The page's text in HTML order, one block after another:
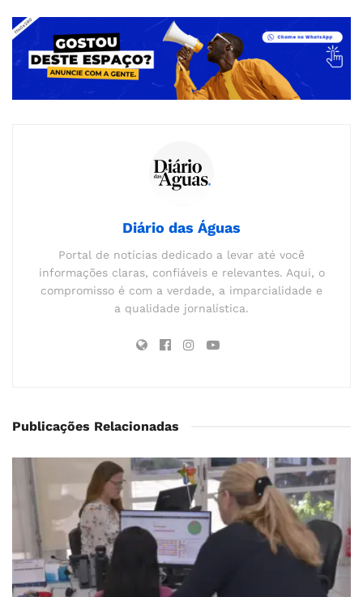
Diário das Águas
Portal de notícias dedicado a levar até você
informações claras, confiáveis e relevantes. Aqui, o
compromisso é com a verdade, a imparcialidade e
a qualidade jornalística.
Publicações Relacionadas